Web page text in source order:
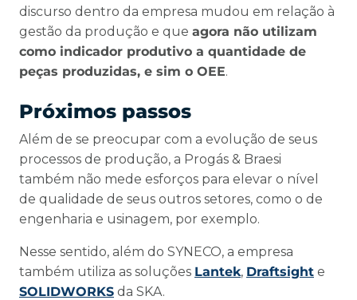
discurso dentro da empresa mudou em relação à
gestão da produção e que agora não utilizam
como indicador produtivo a quantidade de
peças produzidas, e sim o OEE.
Próximos passos
Além de se preocupar com a evolução de seus
processos de produção, a Progás & Braesi
também não mede esforços para elevar o nível
de qualidade de seus outros setores, como o de
engenharia e usinagem, por exemplo.
Nesse sentido, além do SYNECO, a empresa
também utiliza as soluções Lantek, Draftsight e
SOLIDWORKS da SKA.